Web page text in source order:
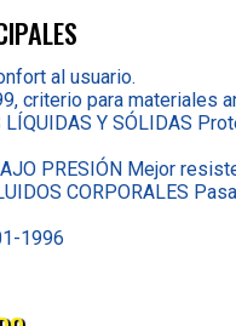
al usuario.
criterio para materiales
LÍQUIDAS Y SÓLIDAS
PRESIÓN Mejor
CORPORALES
1996